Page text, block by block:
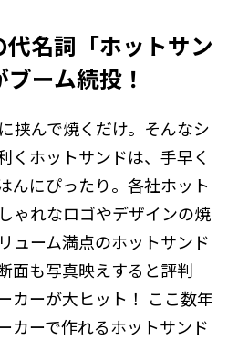
名詞「ホットサン
ーム続投！
挟んで焼くだけ。そんなシ
くホットサンドは、手早く
んにぴったり。各社ホット
ゃれなロゴやデザインの焼
ューム満点のホットサンド
面も写真映えすると評判
カーが大ヒット！ ここ数年
カーで作れるホットサンド